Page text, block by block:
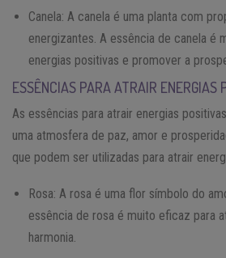
Canela: A canela é uma planta com
energizantes. A essência de canela é
energias positivas e promover a
ESSÊNCIAS PARA ATRAIR ENERGIAS
As essências para atrair energias
uma atmosfera de paz, amor e
que podem ser utilizadas para atrair
Rosa: A rosa é uma flor símbolo do
essência de rosa é muito eficaz para
harmonia.